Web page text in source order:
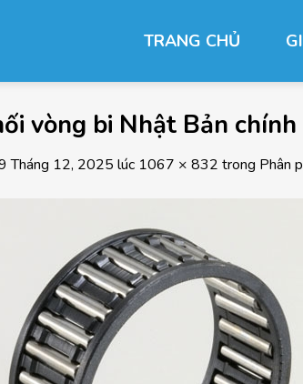
TRANG CHỦ
vòng bi Nhật Bản
Tháng 12, 2025 lúc 1067 × 832 trong Phân